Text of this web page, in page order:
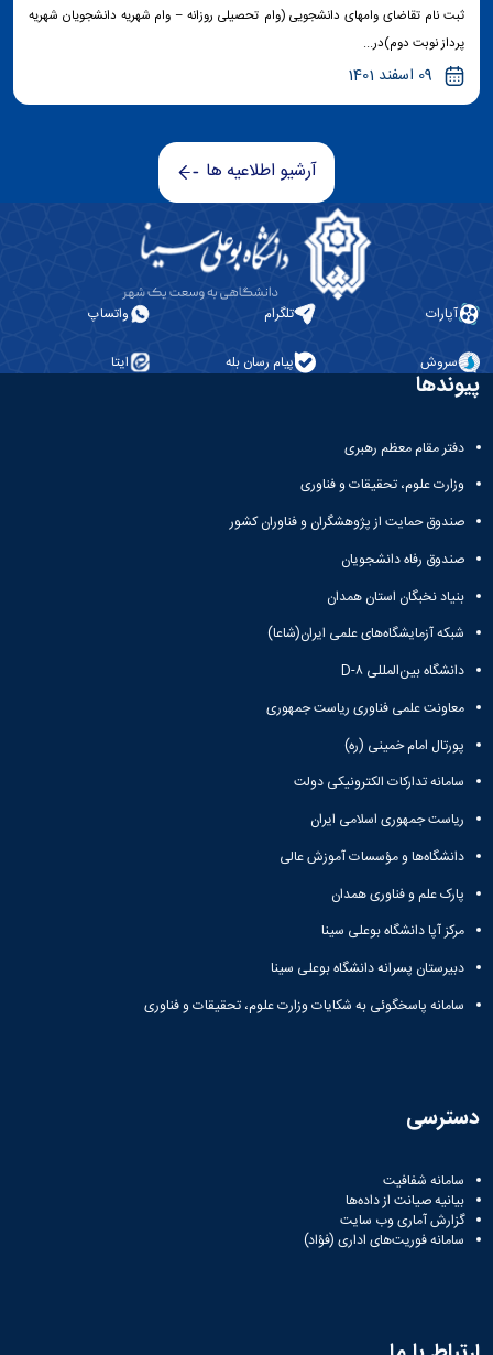
ثبت نام تقاضای وامهای دانشجویی (وام تحصیلی روزانه – وام شهریه دانشجویان شهریه
پرداز نوبت دوم)در...
09 اسفند 1401
آرشیو اطلاعیه ها
آپارات تلگرام واتساپ
سروش پیام رسان بله ایتا
پیوندها
دفتر مقام معظم رهبری
وزارت علوم، تحقیقات و فناوری
صندوق حمایت از پژوهشگران و فناوران کشور
صندوق رفاه دانشجویان
بنیاد نخبگان استان همدان
شبکه آزمایشگاه‌های علمی ایران(شاعا)
دانشگاه بین‌المللی D-۸
معاونت علمی فناوری ریاست جمهوری
پورتال امام خمینی (ره)
سامانه تدارکات الکترونیکی دولت
ریاست جمهوری اسلامی ایران
دانشگاه‌ها و مؤسسات آموزش عالی
پارک علم و فناوری همدان
مرکز آپا دانشگاه بوعلی سینا
دبیرستان پسرانه دانشگاه بوعلی سینا
سامانه پاسخگوئی به شکایات وزارت علوم، تحقیقات و فناوری
دسترسی
سامانه شفافیت
بیانیه صیانت از داده‌ها
گزارش آماری وب‌ سایت
سامانه فوریت‌های اداری (فؤاد)